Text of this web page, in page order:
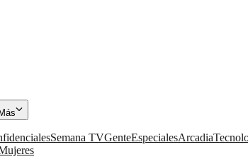
Más
Semana TVGenteEspecialesArcadia